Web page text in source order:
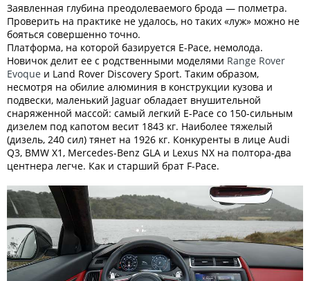
Заявленная глубина преодолеваемого брода — полметра.
Проверить на практике не удалось, но таких «луж» можно не
бояться совершенно точно.
Платформа, на которой базируется E-Pace, немолода.
Новичок делит ее с родственными моделями Range Rover
Evoque и Land Rover Discovery Sport. Таким образом,
несмотря на обилие алюминия в конструкции кузова и
подвески, маленький Jaguar обладает внушительной
снаряженной массой: самый легкий E-Pace со 150-сильным
дизелем под капотом весит 1843 кг. Наиболее тяжелый
(дизель, 240 сил) тянет на 1926 кг. Конкуренты в лице Audi
Q3, BMW X1, Mercedes-Benz GLA и Lexus NX на полтора-два
центнера легче. Как и старший брат F-Pace.